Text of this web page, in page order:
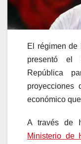
El régimen de
presentó el
República
proyecciones
económico
A través de
Ministerio de